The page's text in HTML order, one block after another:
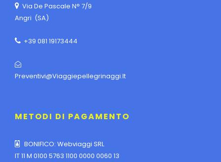
Via De Pascale N° 7/9
Angri (SA)
+39 081 19173444
Preventivi@viaggiepellegrinaggi.it
METODI DI PAGAMENTO
BONIFICO: Webviaggi SRL
IT 11 M 0100 5763 1100 0000 0060 13